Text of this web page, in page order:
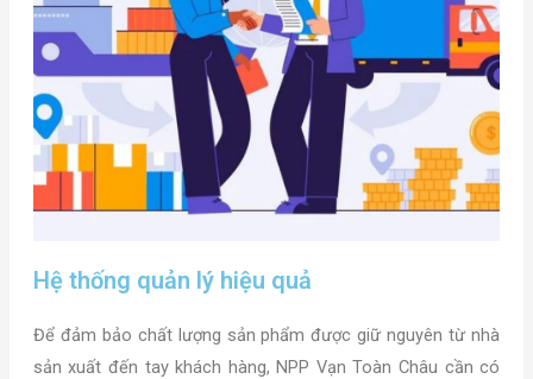
Hệ thống quản lý hiệu quả
Để đảm bảo chất lượng sản phẩm được giữ nguyên từ nhà
sản xuất đến tay khách hàng, NPP Vạn Toàn Châu cần có